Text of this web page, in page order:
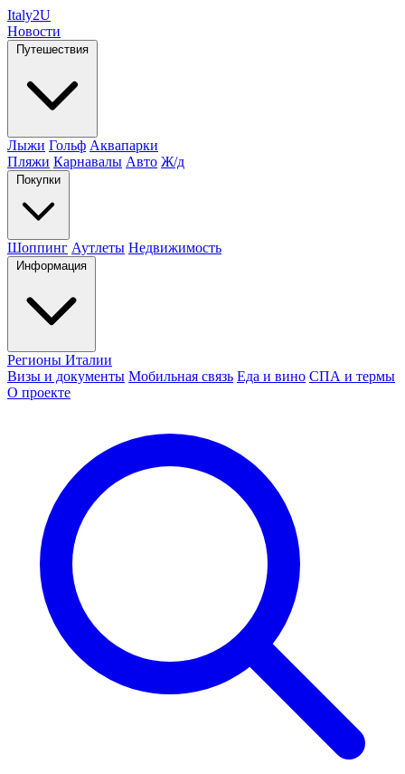
Italy2U
Новости
Путешествия
Лыжи Гольф Аквапарки
Пляжи Карнавалы Авто Ж/д
Покупки
Шоппинг Аутлеты Недвижимость
Информация
Регионы Италии
Визы и документы Мобильная связь Еда и вино СПА и термы
О проекте